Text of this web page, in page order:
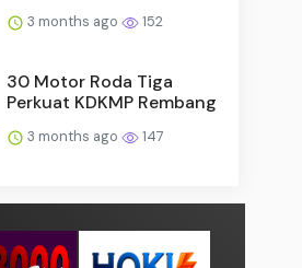
3 months ago 152
30 Motor Roda Tiga
Perkuat KDKMP Rembang
3 months ago 147